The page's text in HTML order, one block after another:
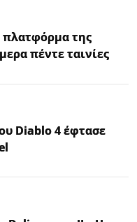
της
πέντε ταινίες
Diablo 4 έφτασε